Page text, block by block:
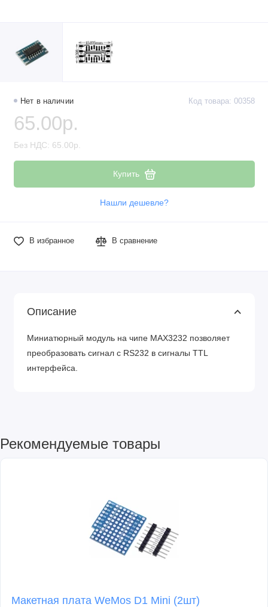
Нет в наличии Код товара: 00358
65.00р.
Без НДС: 65.00р.
Купить
Нашли дешевле?
В избранное В сравнение
Описание
Миниатюрный модуль на чипе MAX3232 позволяет
преобразовать сигнал с RS232 в сигналы TTL
интерфейса.
Рекомендуемые товары
Макетная плата WeMos D1 Mini (2шт)